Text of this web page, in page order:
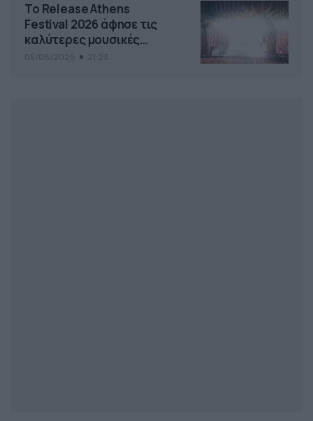
Το Release Athens
Festival 2026 άφησε τις
καλύτερες μουσικές
αναμνήσεις